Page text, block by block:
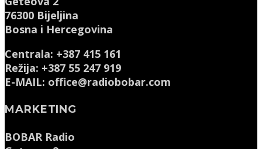
76300 Bijeljina
Bosna i Hercegovina
Centrala: +387 415 161
Režija: +387 55 247 919
E-MAIL: office@radiobobar.com
MARKETING
BOBAR Radio